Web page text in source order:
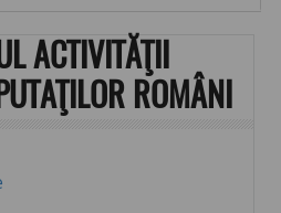
ACTIVITĂŢII
ROMÂNI